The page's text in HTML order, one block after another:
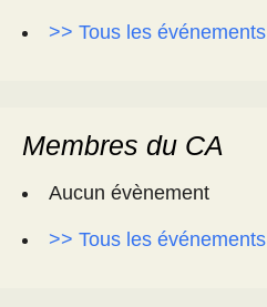
>> Tous les événements
Membres du CA
Aucun évènement
>> Tous les événements